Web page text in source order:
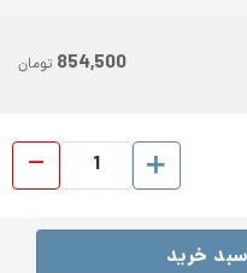
854,500 تومان
خرید